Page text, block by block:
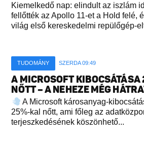
Kiemelkedő nap: elindult az iszlám
fellőtték az Apollo 11-et a Hold felé,
világ első kereskedelmi repülőgép-
TUDOMÁNY SZERDA 09:49
A MICROSOFT
NŐTT – A NEHEZE MÉG
A Microsoft károsanyag-
25%-kal nőtt, ami főleg az
terjeszkedésének köszönhető...